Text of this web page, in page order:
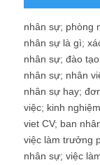
nhân sự; phòng
nhân sự là gì;
nhân sự; đào
nhân sự; nhân
nhân sự hay;
việc; kinh
viet CV; ban
việc làm trưởng
nhân sự; việc